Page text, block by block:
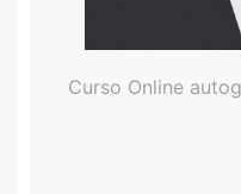
Curso Online